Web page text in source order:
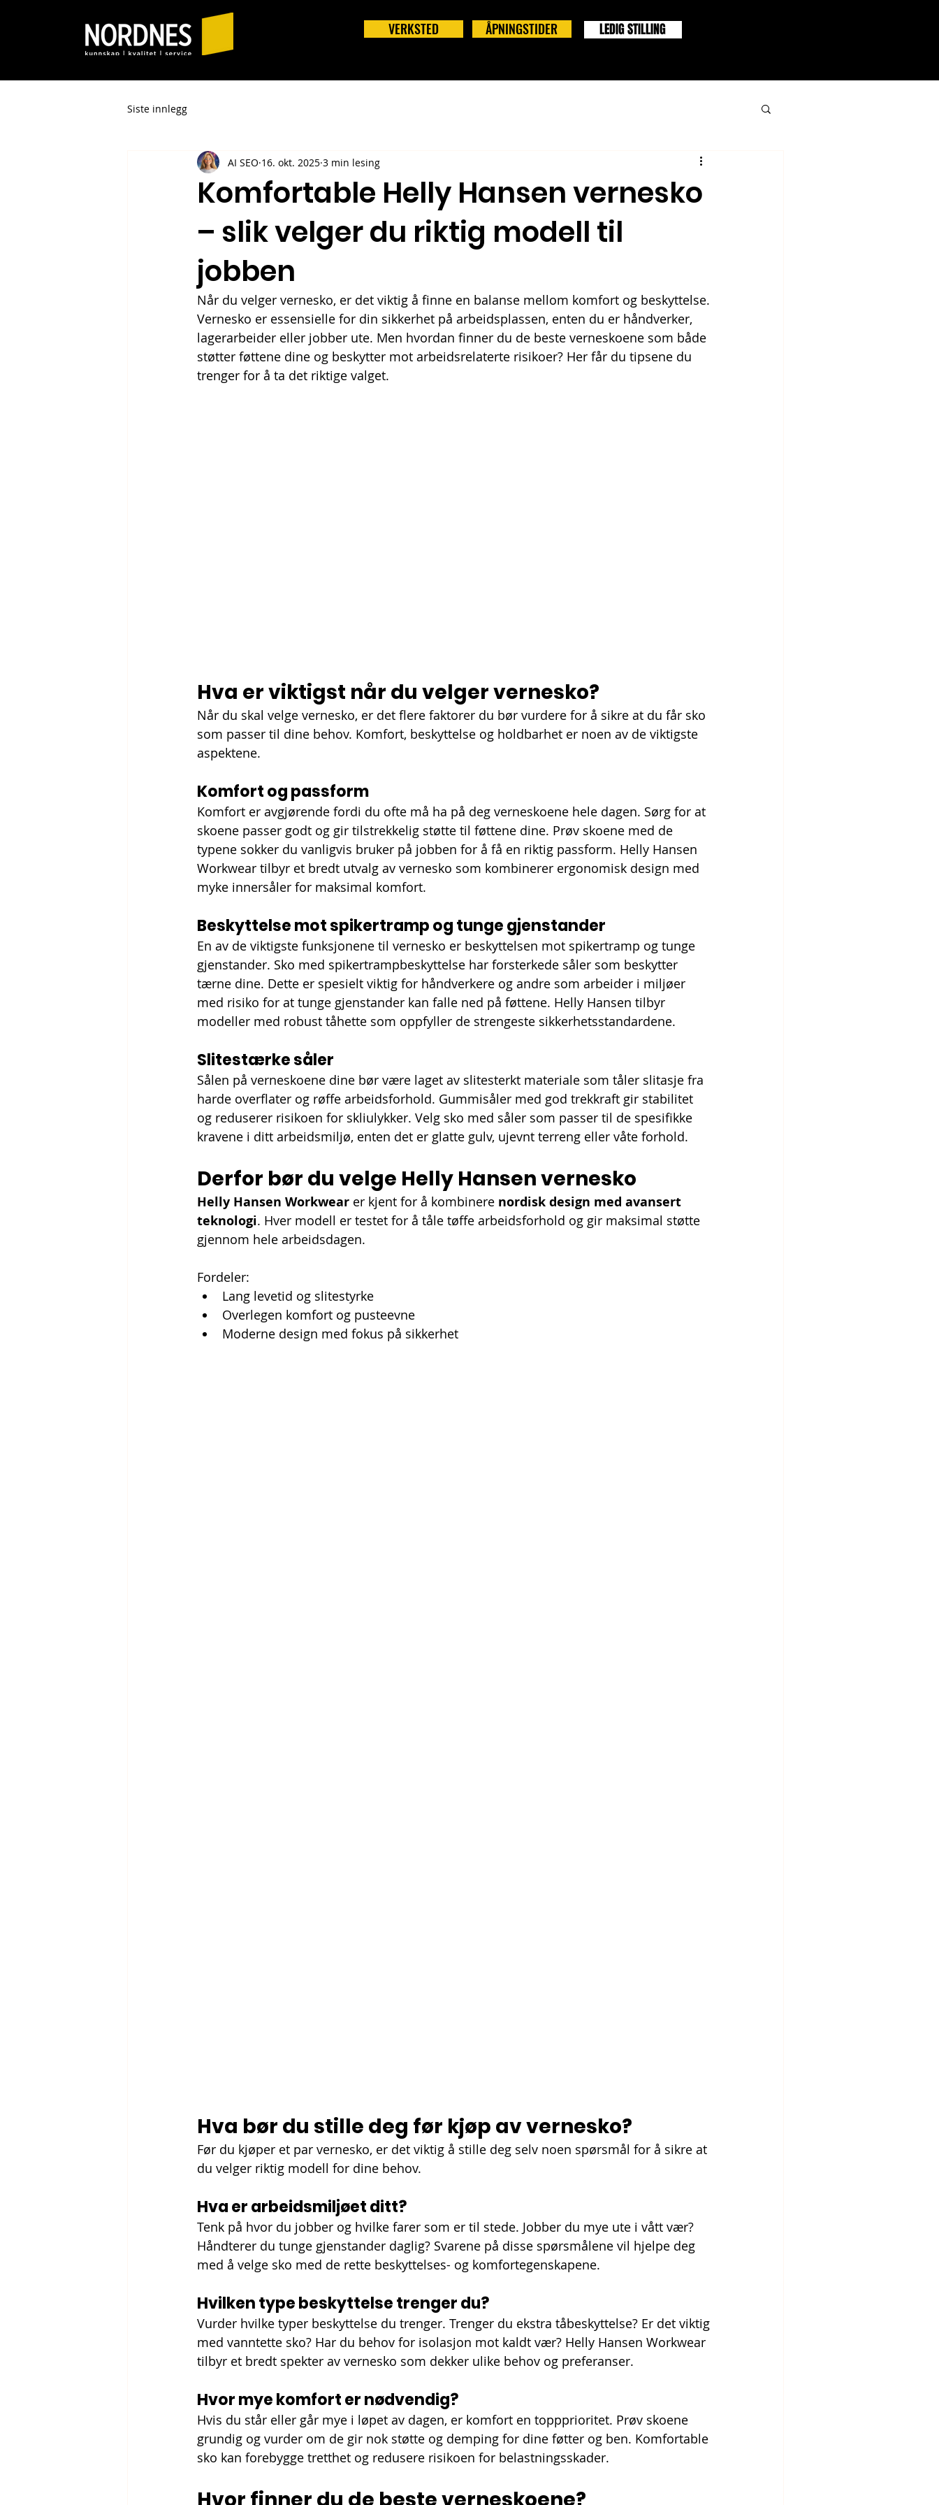
VERKSTED ÅPNINGSTIDER LEDIG STILLING
Siste innlegg
Komfortable Helly Hansen vernesko
– slik velger du riktig modell til
jobben
AI SEO 16. okt. 2025 3 min lesing
Når du velger vernesko, er det viktig å finne en balanse mellom komfort og beskyttelse.
Vernesko er essensielle for din sikkerhet på arbeidsplassen, enten du er håndverker,
lagerarbeider eller jobber ute. Men hvordan finner du de beste verneskoene som både
støtter føttene dine og beskytter mot arbeidsrelaterte risikoer? Her får du tipsene du
trenger for å ta det riktige valget.
Hva er viktigst når du velger vernesko?
Når du skal velge vernesko, er det flere faktorer du bør vurdere for å sikre at du får sko
som passer til dine behov. Komfort, beskyttelse og holdbarhet er noen av de viktigste
aspektene.
Komfort og passform
Komfort er avgjørende fordi du ofte må ha på deg verneskoene hele dagen. Sørg for at
skoene passer godt og gir tilstrekkelig støtte til føttene dine. Prøv skoene med de
typene sokker du vanligvis bruker på jobben for å få en riktig passform. Helly Hansen
Workwear tilbyr et bredt utvalg av vernesko som kombinerer ergonomisk design med
myke innersåler for maksimal komfort.
Beskyttelse mot spikertramp og tunge gjenstander
En av de viktigste funksjonene til vernesko er beskyttelsen mot spikertramp og tunge
gjenstander. Sko med spikertrampbeskyttelse har forsterkede såler som beskytter
tærne dine. Dette er spesielt viktig for håndverkere og andre som arbeider i miljøer
med risiko for at tunge gjenstander kan falle ned på føttene. Helly Hansen tilbyr
modeller med robust tåhette som oppfyller de strengeste sikkerhetsstandardene.
Slitestærke såler
Sålen på verneskoene dine bør være laget av slitesterkt materiale som tåler slitasje fra
harde overflater og røffe arbeidsforhold. Gummisåler med god trekkraft gir stabilitet
og reduserer risikoen for skliulykker. Velg sko med såler som passer til de spesifikke
kravene i ditt arbeidsmiljø, enten det er glatte gulv, ujevnt terreng eller våte forhold.
Derfor bør du velge Helly Hansen vernesko
Helly Hansen Workwear er kjent for å kombinere nordisk design med avansert
teknologi. Hver modell er testet for å tåle tøffe arbeidsforhold og gir maksimal støtte
gjennom hele arbeidsdagen.
Fordeler:
Lang levetid og slitestyrke
Overlegen komfort og pusteevne
Moderne design med fokus på sikkerhet
Hva bør du stille deg før kjøp av vernesko?
Før du kjøper et par vernesko, er det viktig å stille deg selv noen spørsmål for å sikre at
du velger riktig modell for dine behov.
Hva er arbeidsmiljøet ditt?
Tenk på hvor du jobber og hvilke farer som er til stede. Jobber du mye ute i vått vær?
Håndterer du tunge gjenstander daglig? Svarene på disse spørsmålene vil hjelpe deg
med å velge sko med de rette beskyttelses- og komfortegenskapene.
Hvilken type beskyttelse trenger du?
Vurder hvilke typer beskyttelse du trenger. Trenger du ekstra tåbeskyttelse? Er det viktig
med vanntette sko? Har du behov for isolasjon mot kaldt vær? Helly Hansen Workwear
tilbyr et bredt spekter av vernesko som dekker ulike behov og preferanser.
Hvor mye komfort er nødvendig?
Hvis du står eller går mye i løpet av dagen, er komfort en toppprioritet. Prøv skoene
grundig og vurder om de gir nok støtte og demping for dine føtter og ben. Komfortable
sko kan forebygge tretthet og redusere risikoen for belastningsskader.
Hvor finner du de beste verneskoene?